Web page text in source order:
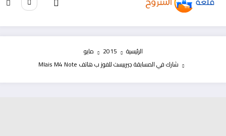
الرئيسية 2015
مايو
شارك في المسابقة جيربيست للفوز ب هاتف Mlais M4 Note